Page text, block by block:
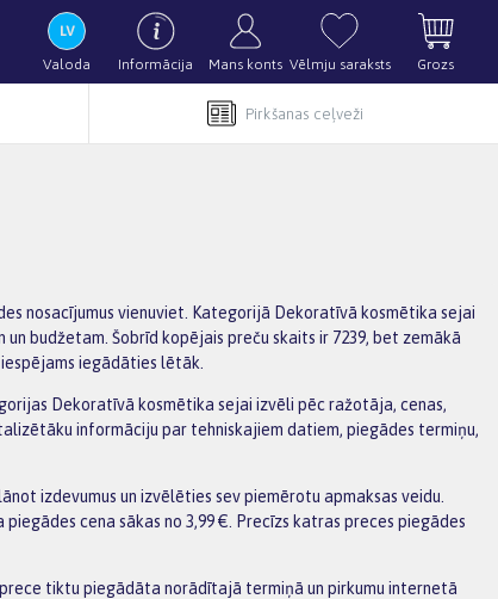
Valoda Informācija Mans konts Vēlmju saraksts Grozs
Pirkšanas ceļveži
nosacījumus vienuviet. Kategorijā Dekoratīvā kosmētika sejai
budžetam. Šobrīd kopējais preču skaits ir 7239, bet zemākā
iegādāties lētāk.
Dekoratīvā kosmētika sejai izvēli pēc ražotāja, cenas,
informāciju par tehniskajiem datiem, piegādes termiņu,
izdevumus un izvēlēties sev piemērotu apmaksas veidu.
cena sākas no 3,99 €. Precīzs katras preces piegādes
tiktu piegādāta norādītajā termiņā un pirkumu internetā